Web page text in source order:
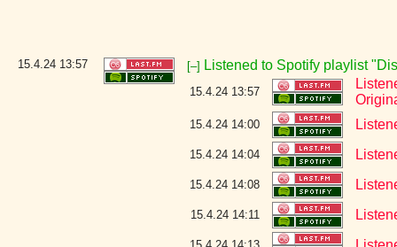
15.4.24 13:57 [–] Listened to Spotify playlist
15.4.24 13:57
15.4.24 14:00
15.4.24 14:04
15.4.24 14:08
15.4.24 14:11